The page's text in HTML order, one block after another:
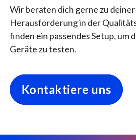
Wir beraten dich gerne zu
Herausforderung in der
finden ein passendes Setup, um
Geräte zu testen.
Kontaktiere uns